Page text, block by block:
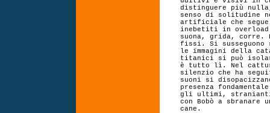
distinguere più
senso di solitudine
artificiale che
inebetiti in
suona, grida,
fissi. Si susseguono
le immagini della
titanici si può
è tutto lì. Nel
silenzio che ha
suoni si
presenza
gli ultimi,
con Bobò a sbranare
cane.